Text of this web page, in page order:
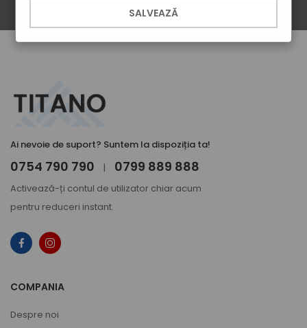
Ai nevoie de suport? Suntem la dispoziția ta!
0754 790 790 | 0799 889 888
Activează-ți contul de utilizator chiar acum
pentru reduceri instant.
COMPANIA
Despre noi
SALVEAZĂ